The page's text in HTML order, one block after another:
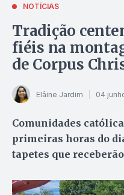
NOTÍCIAS
Tradição
fiéis na
de Corpus
Elâine Jardim 04
Comunidades
primeiras horas do
tapetes que